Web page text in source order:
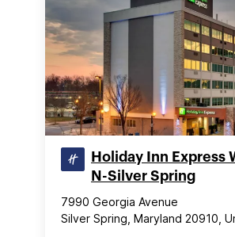
Holiday Inn Express
N-Silver Spring
7990 Georgia Avenue
Silver Spring, Maryland 20910,